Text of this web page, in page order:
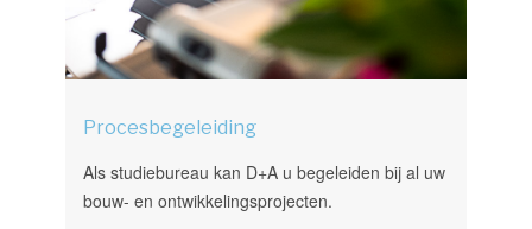
Procesbegeleiding
Als studiebureau kan D+A u begeleiden bij al uw
bouw- en ontwikkelingsprojecten.